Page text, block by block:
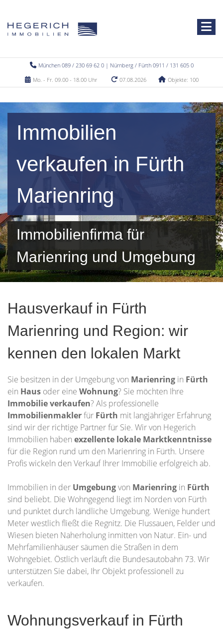
München 089 / 230 69 62 0 | Nürnberg / Fürth 0911 / 131 605 0
Mo. - Fr. 09.00 - 18.00 Uhr
07.08.2026 Objekte: 100
Immobilien
verkaufen in Fürth
Marienring
Immobilienfirma für
Marienring und Umgebung
Hausverkauf in Fürth
Marienring und Region: wir
kennen den lokalen Markt
Sie besitzen in der Umgebung von Marienring in Fürth
ein Haus oder eine Wohnung? Sie möchten Ihre
Immobilieverkaufen? Als professionelle
Immobilienmaklerfür Fürth mit langjähriger Erfahrung
sind wir der richtige Partner für Sie. Wir von Hegerich
Immobilien haben exzellente lokale Marktkenntnisse
für die Region rund um den Marienring in Fürth. Unsere
Profis wickeln den Verkauf Ihrer Immobilie erfolgreich ab.
Immobilien in der Umgebungvon Marienring in Fürth
sind beliebt. Die Wohngegend liegt im Norden von Fürth
und punktet durch ländliche Umgebung. Wenige hundert
Meter westlich fließt die Regnitz. Die Flussauen, Felder und
Wiesen bieten Naherholung inmitten von Natur. Ein- und
Mehrfamilienhäuser säumen die Straßen in dem
Wohngebiet. Östlich verläuft die Bundesautobahn 73. Wir
unterstützen Sie dabei, Ihr Objekt professionell zu
verkaufen.
Wohnungsverkauf in Fürth